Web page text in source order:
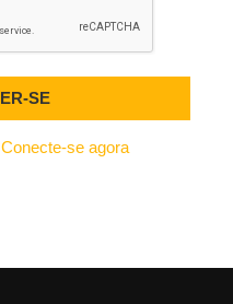
Conecte-se agora